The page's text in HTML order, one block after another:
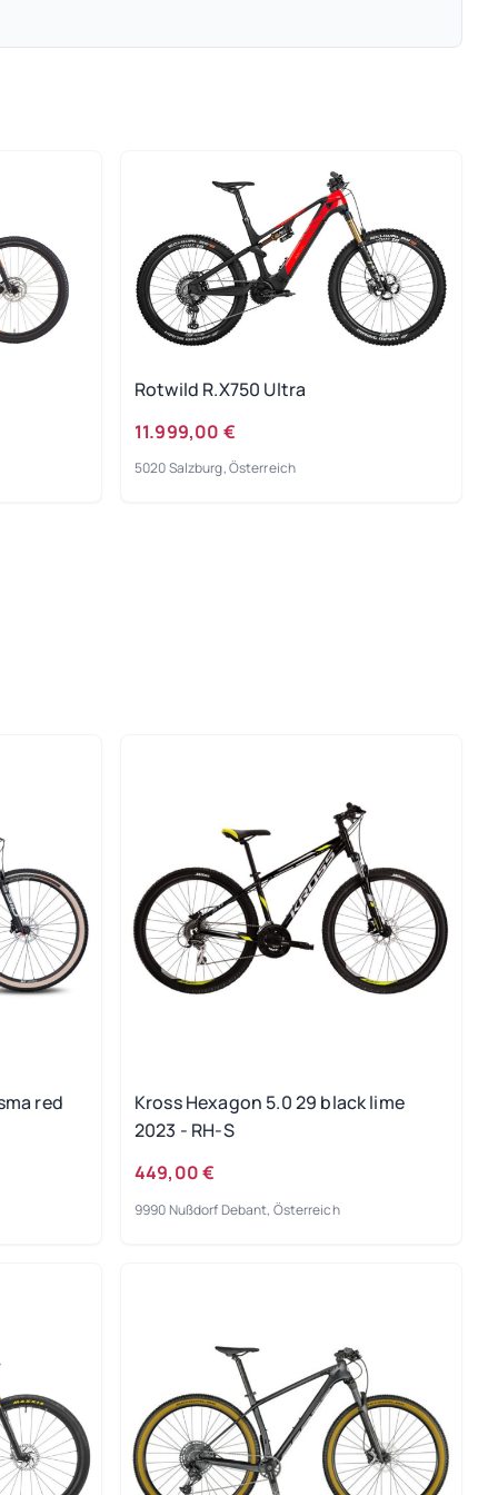
Rotwild R.X750 Ultra
11.999,00 €
5020 Salzburg, Österreich
red
Kross Hexagon 5.0 29 black lime
2023 - RH-S
449,00 €
9990 Nußdorf Debant, Österreich